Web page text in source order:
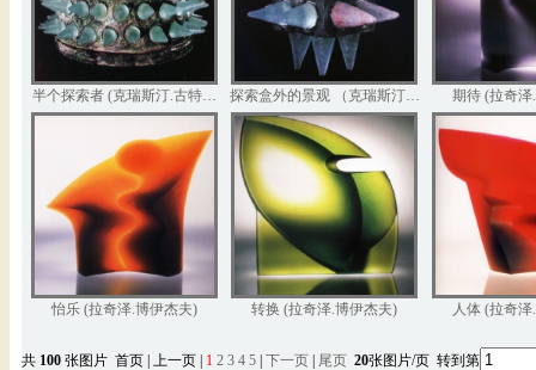
半个探索者 (克瑞斯汀.古特… 探索盒外的景观 （克瑞斯汀… 期待 (拉奇
怡乐 (拉奇泽.博伊杰夫) 转换 (拉奇泽.博伊杰夫) 人体 (拉奇
共 100 张图片 首页 | 上一页 | 1 2 3 4 5 下一页 尾页 20张图片/页 转到第